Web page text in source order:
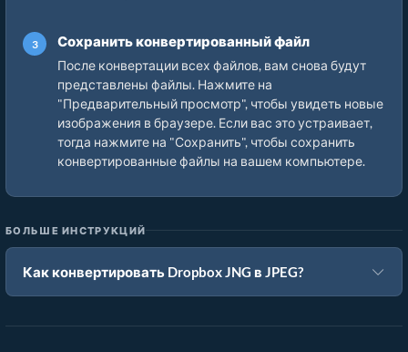
Сохранить конвертированный файл
После конвертации всех файлов, вам снова будут
представлены файлы. Нажмите на
"Предварительный просмотр", чтобы увидеть новые
изображения в браузере. Если вас это устраивает,
тогда нажмите на "Сохранить", чтобы сохранить
конвертированные файлы на вашем компьютере.
БОЛЬШЕ ИНСТРУКЦИЙ
Как конвертировать Dropbox JNG в JPEG?